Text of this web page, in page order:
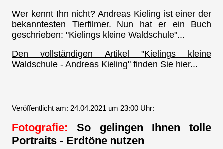
Wer kennt Ihn nicht? Andreas Kieling ist einer der
bekanntesten Tierfilmer. Nun hat er ein Buch
geschrieben: "Kielings kleine Waldschule"...
Den vollständigen Artikel "Kielings kleine
Waldschule - Andreas Kieling" finden Sie hier...
Veröffentlicht am: 24.04.2021 um 23:00 Uhr:
Fotografie: So gelingen Ihnen tolle
Portraits - Erdtöne nutzen